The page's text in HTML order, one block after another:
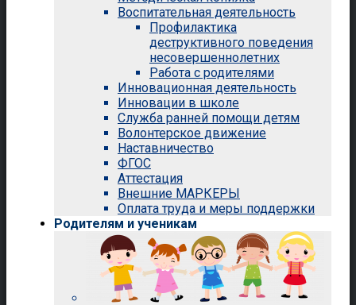
Воспитательная деятельность
Профилактика
деструктивного поведения
несовершеннолетних
Работа с родителями
Инновационная деятельность
Инновации в школе
Служба ранней помощи детям
Волонтерское движение
Наставничество
ФГОС
Аттестация
Внешние МАРКЕРЫ
Оплата труда и меры поддержки
Родителям и ученикам